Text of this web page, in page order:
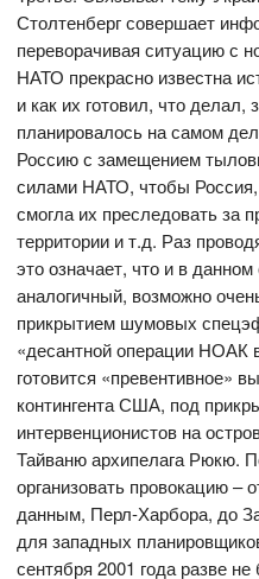
Столтенберг совершает
переворачивая ситуацию с
НАТО прекрасно известна
и как их готовил, что делал,
планировалось на самом
Россию с замещением
силами НАТО, чтобы
смогла их преследовать за
территории и т.д. Раз
это означает, что и в
аналогичный, возможно
прикрытием шумовых
«десантной операции НОАК
готовится «превентивное»
контингента США, под
интервенционистов на
Тайваню архипелага Рюкю.
организовать провокацию –
данным, Перл-Харбора, до
для западных
сентября 2001 года разве